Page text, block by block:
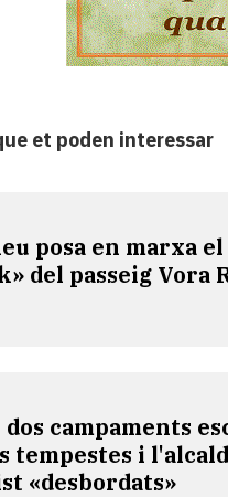
et poden interessar
posa en marxa
del passeig Vora
campaments
tempestes i
«desbordats»